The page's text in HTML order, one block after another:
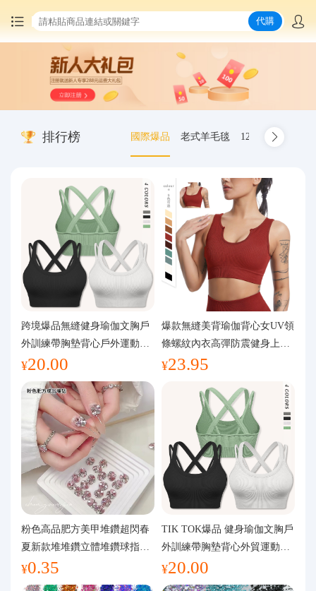
中國商品代購
集運服務
最新公告
物流資訊
代購問答
關於我們
代購
排行榜 國際爆品 老式羊毛毯 12.00-20 truck
跨境爆品無縫健身瑜伽文胸戶
外訓練帶胸墊背心戶外運動瑜
伽服女
¥20.00
爆款無縫美背瑜伽背心女UV領
條螺紋內衣高彈防震健身上裝
運動文胸
¥23.95
粉色高品肥方美甲堆鑽超閃春
夏新款堆堆鑽立體堆鑽球指甲
裝飾品
¥0.35
TIK TOK爆品 健身瑜伽文胸戶
外訓練帶胸墊背心外貿運動瑜
伽服女
¥20.00